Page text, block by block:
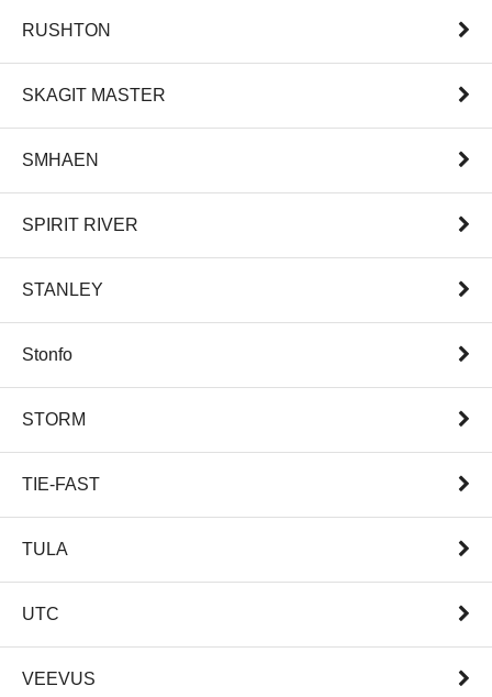
RUSHTON
SKAGIT MASTER
SMHAEN
SPIRIT RIVER
STANLEY
Stonfo
STORM
TIE-FAST
TULA
UTC
VEEVUS